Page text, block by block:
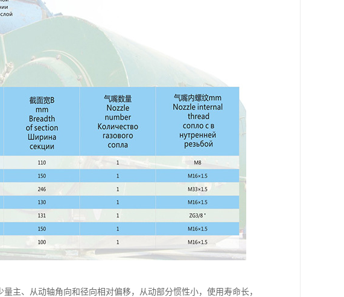
主、从动轴角向和径向相对偏移，从动部分惯性小，使用寿命长，